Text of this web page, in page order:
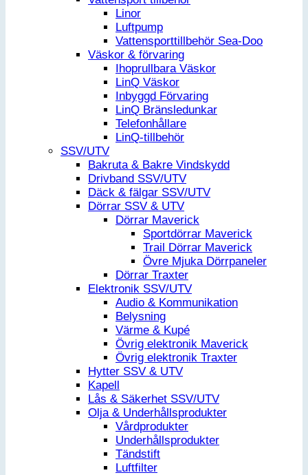
Linor
Luftpump
Vattensporttillbehör Sea-Doo
Väskor & förvaring
Ihoprullbara Väskor
LinQ Väskor
Inbyggd Förvaring
LinQ Bränsledunkar
Telefonhållare
LinQ-tillbehör
SSV/UTV
Bakruta & Bakre Vindskydd
Drivband SSV/UTV
Däck & fälgar SSV/UTV
Dörrar SSV & UTV
Dörrar Maverick
Sportdörrar Maverick
Trail Dörrar Maverick
Övre Mjuka Dörrpaneler
Dörrar Traxter
Elektronik SSV/UTV
Audio & Kommunikation
Belysning
Värme & Kupé
Övrig elektronik Maverick
Övrig elektronik Traxter
Hytter SSV & UTV
Kapell
Lås & Säkerhet SSV/UTV
Olja & Underhållsprodukter
Vårdprodukter
Underhållsprodukter
Tändstift
Luftfilter